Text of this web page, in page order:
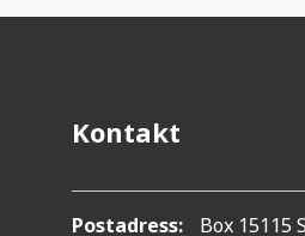
Kontakt
Postadress: Box 15115